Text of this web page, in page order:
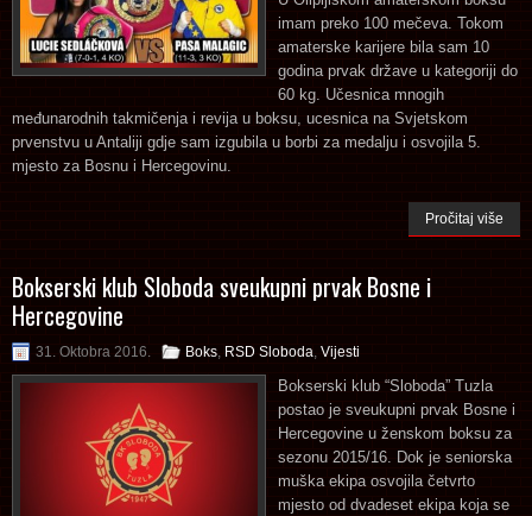
imam preko 100 mečeva. Tokom
amaterske karijere bila sam 10
godina prvak države u kategoriji do
60 kg. Učesnica mnogih
međunarodnih takmičenja i revija u boksu, ucesnica na Svjetskom
prvenstvu u Antaliji gdje sam izgubila u borbi za medalju i osvojila 5.
mjesto za Bosnu i Hercegovinu.
Pročitaj više
Bokserski klub Sloboda sveukupni prvak Bosne i
Hercegovine
31. Oktobra 2016. Boks RSD Sloboda Vijesti
Bokserski klub “Sloboda” Tuzla
postao je sveukupni prvak Bosne i
Hercegovine u ženskom boksu za
sezonu 2015/16. Dok je seniorska
muška ekipa osvojila četvrto
mjesto od dvadeset ekipa koja se